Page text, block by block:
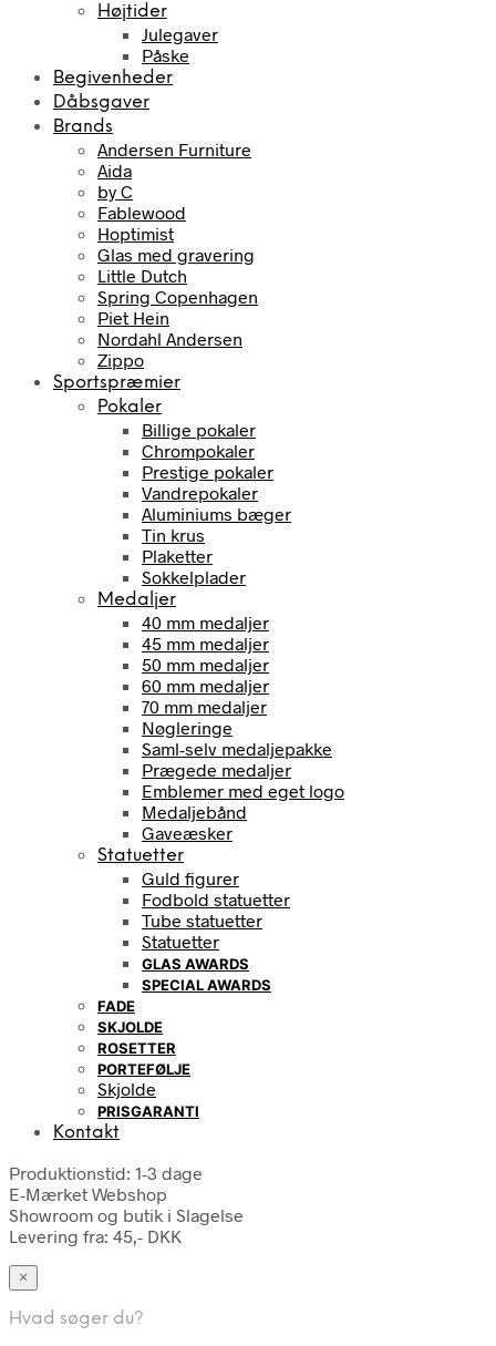
Højtider
Julegaver
Påske
Begivenheder
Dåbsgaver
Brands
Andersen Furniture
Aida
by C
Fablewood
Hoptimist
Glas med gravering
Little Dutch
Spring Copenhagen
Piet Hein
Nordahl Andersen
Zippo
Sportspræmier
Pokaler
Billige pokaler
Chrompokaler
Prestige pokaler
Vandrepokaler
Aluminiums bæger
Tin krus
Plaketter
Sokkelplader
Medaljer
40 mm medaljer
45 mm medaljer
50 mm medaljer
60 mm medaljer
70 mm medaljer
Nøgleringe
Saml-selv medaljepakke
Prægede medaljer
Emblemer med eget logo
Medaljebånd
Gaveæsker
Statuetter
Guld figurer
Fodbold statuetter
Tube statuetter
Statuetter
GLAS AWARDS
SPECIAL AWARDS
FADE
SKJOLDE
ROSETTER
PORTEFØLJE
Skjolde
PRISGARANTI
Kontakt
Produktionstid: 1-3 dage
E-Mærket Webshop
Showroom og butik i Slagelse
Levering fra: 45,- DKK
×
Hvad søger du?